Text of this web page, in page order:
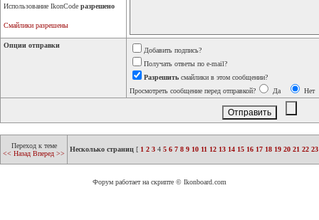
Использование IkonCode разрешено
Смайлики разрешены
Опции отправки
Добавить подпись?
Получать ответы по e-mail?
Разрешить смайлики в этом сообщении?
Просмотреть сообщение перед отправкой?
Да Нет
Переход к теме
<< Назад Вперед >>
Несколько страниц [ 1 2 3 4 5 6 7 8 9 10 11 12 13 14 15 16 17 18 19 20 21 22 23
Форум работает на скрипте © Ikonboard.com